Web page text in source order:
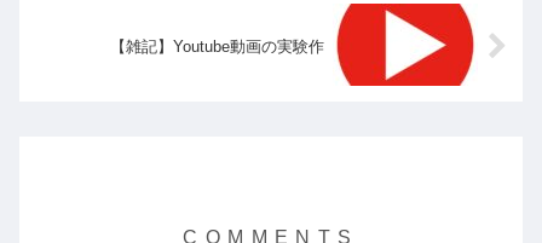
【雑記】Youtube動画の実験作